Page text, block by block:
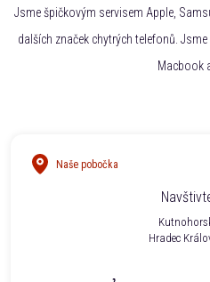
Jsme špičkovým servisem Apple,
dalších značek chytrých telefonů.
Macbook
Naše pobočka
Hradec